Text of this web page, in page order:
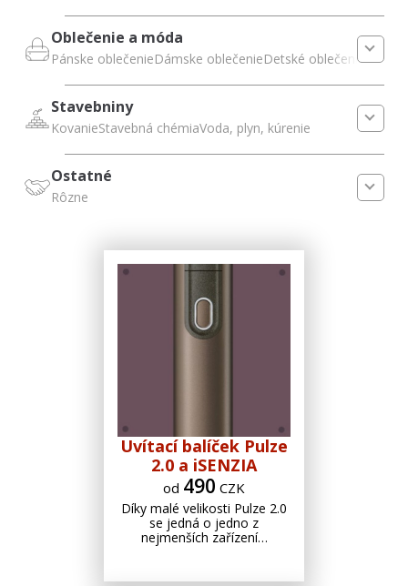
Oblečenie a móda
Pánske oblečenieDámske oblečenieDetské oblečenie
Stavebniny
KovanieStavebná chémiaVoda, plyn, kúrenie
Ostatné
Rôzne
Uvítací balíček Pulze
2.0 a iSENZIA
od 490 CZK
Díky malé velikosti Pulze 2.0
se jedná o jedno z
nejmenších zařízení…